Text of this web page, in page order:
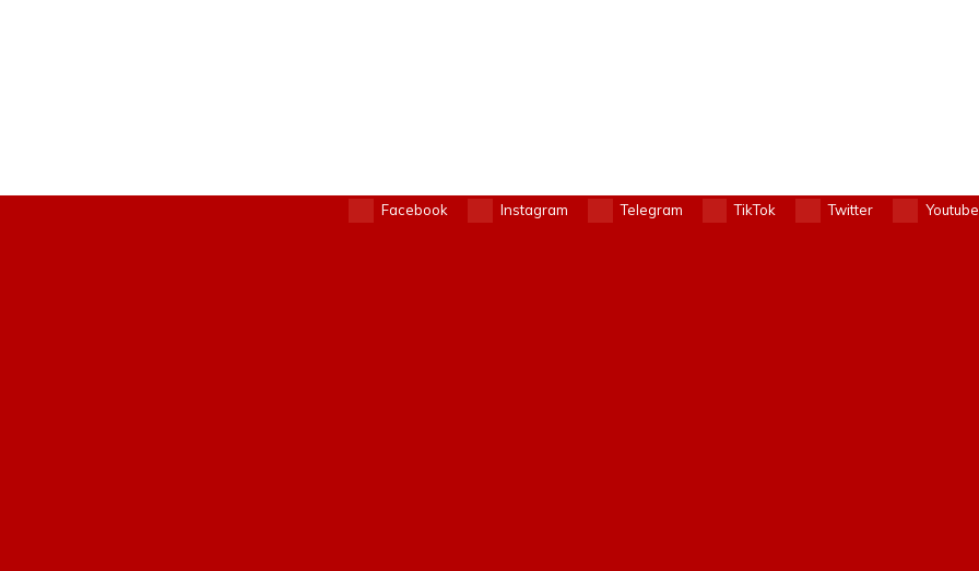
Facebook Instagram Telegram TikTok Twitter Youtube